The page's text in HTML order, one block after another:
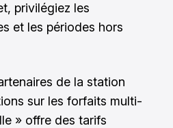
privilégiez les
et les périodes hors
de la station
sur les forfaits multi-
» offre des tarifs